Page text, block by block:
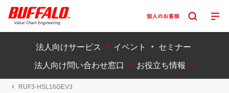
法人向けサービス
イベント ・ セミナー
法人向け問い合わせ窓口
お役立ち情報
RUF3-HSL16GEV3